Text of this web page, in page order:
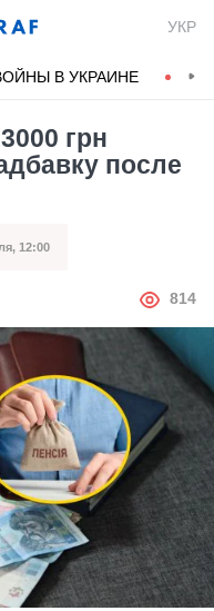
УКР
В УКРАИНЕ
грн
после
12:00
АВТОР
814